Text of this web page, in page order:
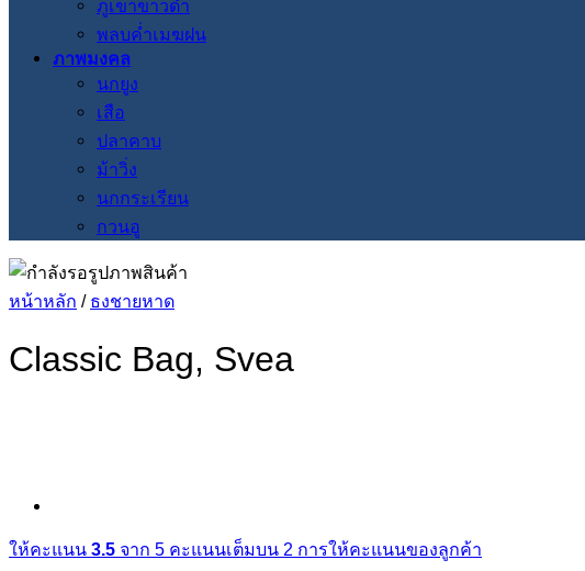
ภูเขาขาวดำ
พลบค่ำเมฆฝน
ภาพมงคล
นกยูง
เสือ
ปลาคาบ
ม้าวิ่ง
นกกระเรียน
กวนอู
หน้าหลัก / ธงชายหาด
Classic Bag, Svea
ให้คะแนน 3.5 จาก 5 คะแนนเต็มบน 2 การให้คะแนนของลูกค้า